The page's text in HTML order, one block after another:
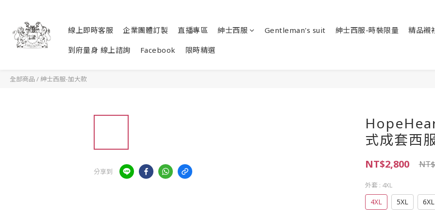
線上即時客服 企業團體訂製 直播專區 紳士西服 Gentleman's suit 紳士西服-時裝限量 精品襯
到府量身 線上諮詢 Facebook 限時精選
全部商品 / 紳士西服-加大款
分享到
式成套西
NT$2,800
外套 : 4XL
4XL 5XL 6XL